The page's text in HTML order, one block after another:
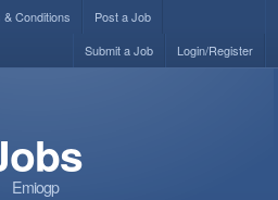
& Conditions
Post a Job
Login/Register
Submit a Job
Emiogp